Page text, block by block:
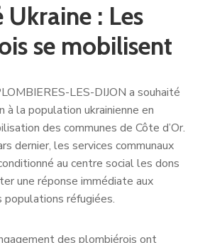
: Les
se mobilisent
LES-DIJON a souhaité
à la population ukrainienne en
des communes de Côte d’Or.
dernier, les services communaux
au centre social les dons
une réponse immédiate aux
réfugiées.
des plombiérois ont